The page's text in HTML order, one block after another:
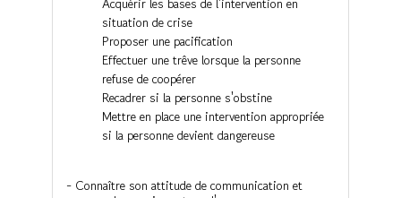
situation de crise
Proposer une pacification
Effectuer une trêve lorsque la personne
refuse de coopérer
Recadrer si la personne s'obstine
Mettre en place une intervention appropriée
si la personne devient dangereuse
- Connaître son attitude de communication et